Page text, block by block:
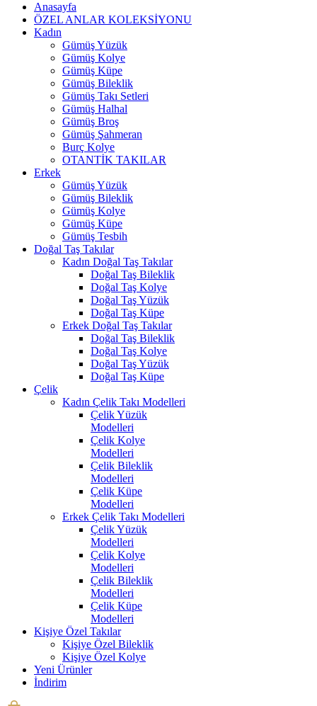
Anasayfa
ÖZEL ANLAR KOLEKSİYONU
Kadın
Gümüş Yüzük
Gümüş Kolye
Gümüş Küpe
Gümüş Bileklik
Gümüş Takı Setleri
Gümüş Halhal
Gümüş Broş
Gümüş Şahmeran
Burç Kolye
OTANTİK TAKILAR
Erkek
Gümüş Yüzük
Gümüş Bileklik
Gümüş Kolye
Gümüş Küpe
Gümüş Tesbih
Doğal Taş Takılar
Kadın Doğal Taş Takılar
Doğal Taş Bileklik
Doğal Taş Kolye
Doğal Taş Yüzük
Doğal Taş Küpe
Erkek Doğal Taş Takılar
Doğal Taş Bileklik
Doğal Taş Kolye
Doğal Taş Yüzük
Doğal Taş Küpe
Çelik
Kadın Çelik Takı Modelleri
Çelik Yüzük
Modelleri
Çelik Kolye
Modelleri
Çelik Bileklik
Modelleri
Çelik Küpe
Modelleri
Erkek Çelik Takı Modelleri
Çelik Yüzük
Modelleri
Çelik Kolye
Modelleri
Çelik Bileklik
Modelleri
Çelik Küpe
Modelleri
Kişiye Özel Takılar
Kişiye Özel Bileklik
Kişiye Özel Kolye
Yeni Ürünler
İndirim